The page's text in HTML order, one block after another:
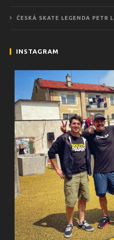
ČESKÁ SKATE LEGENDA PETR
INSTAGRAM